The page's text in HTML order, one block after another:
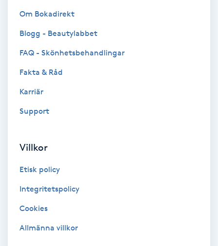
Extensions borttagning
Eyeliner-tatuering
Face framing
Fet hårbotten
Fibromassage
Fillers
Om Bokadirekt
Blogg - Beautylabbet
FAQ - Skönhetsbehandlingar
Fakta & Råd
Karriär
Support
Villkor
Etisk policy
Integritetspolicy
Cookies
Allmänna villkor